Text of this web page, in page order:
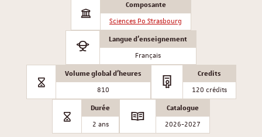
Composante
Sciences Po Strasbourg
Langue d'enseignement
Français
Volume global d'heures
810
Credits
120 crédits
Durée
2 ans
Catalogue
2026-2027